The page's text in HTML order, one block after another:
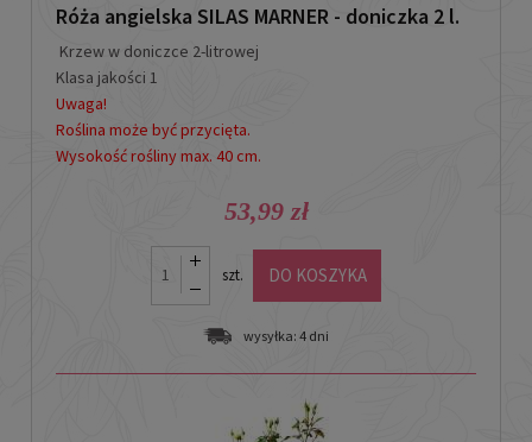
Róża angielska SILAS MARNER - doniczka 2 l.
Krzew w doniczce 2-litrowej
Klasa jakości 1
Uwaga!
Roślina może być przycięta.
Wysokość rośliny max. 40 cm.
53,99 zł
szt. DO KOSZYKA
wysyłka: 4 dni